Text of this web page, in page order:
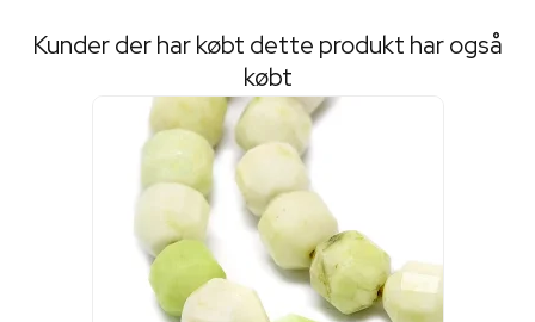
Kunder der har købt dette produkt har også
købt